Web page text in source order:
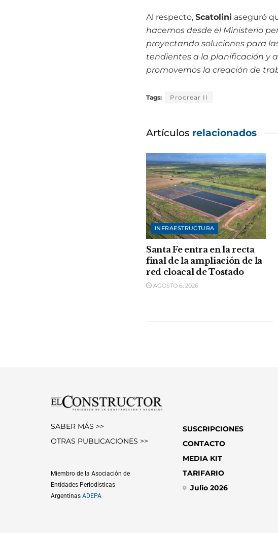
Al respecto, Scatolini aseguró
hacemos desde el Ministerio
proyectando soluciones para
tendientes a la planificación y
promovemos la creación de
Tags: Procrear II
Artículos relacionados
INFRAESTRUCTURA
Santa Fe entra en la recta
final de la ampliación de la
red cloacal de Tostado
AGOSTO 6, 2026
SABER MÁS >>
OTRAS PUBLICACIONES >>
Miembro de la Asociación de
Entidades Periodísticas
Argentinas ADEPA
SUSCRIPCIONES
CONTACTO
MEDIA KIT
TARIFARIO
Julio 2026